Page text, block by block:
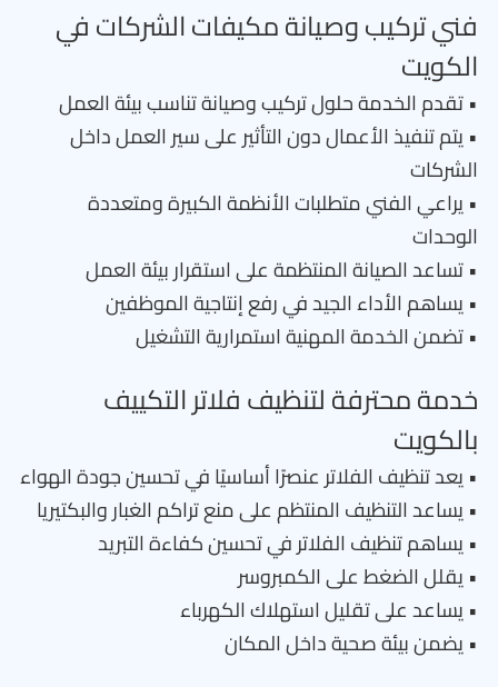
فني تركيب وصيانة مكيفات الشركات في
الكويت
• تقدم الخدمة حلول تركيب وصيانة تناسب بيئة العمل
• يتم تنفيذ الأعمال دون التأثير على سير العمل داخل
الشركات
• يراعي الفني متطلبات الأنظمة الكبيرة ومتعددة
الوحدات
• تساعد الصيانة المنتظمة على استقرار بيئة العمل
• يساهم الأداء الجيد في رفع إنتاجية الموظفين
• تضمن الخدمة المهنية استمرارية التشغيل
خدمة محترفة لتنظيف فلاتر التكييف
بالكويت
• يعد تنظيف الفلاتر عنصرًا أساسيًا في تحسين جودة الهواء
• يساعد التنظيف المنتظم على منع تراكم الغبار والبكتيريا
• يساهم تنظيف الفلاتر في تحسين كفاءة التبريد
• يقلل الضغط على الكمبروسر
• يساعد على تقليل استهلاك الكهرباء
• يضمن بيئة صحية داخل المكان